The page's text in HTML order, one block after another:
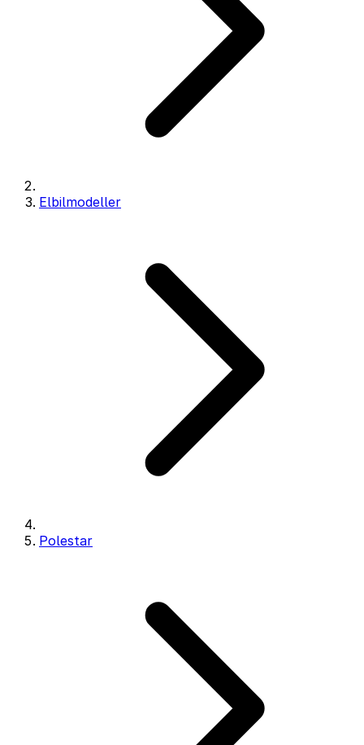
Elbilmodeller
Polestar